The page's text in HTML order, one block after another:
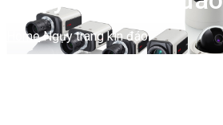
Home Ngụy trang kín đáo